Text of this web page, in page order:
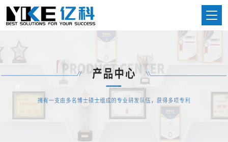
当前位置：首页 产品中心 催化剂评价装置